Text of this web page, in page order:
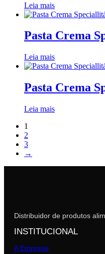
Leia mais
Pasta Crema
Leia mais
Pasta Crema
Leia mais
1
2
3
→
Distribuidor de produtos
INSTITUCIONAL
A Empresa